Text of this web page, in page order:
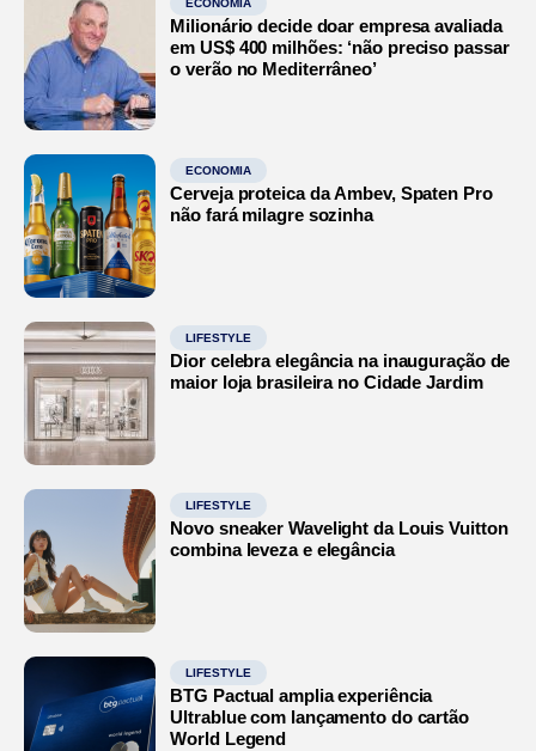
ECONOMIA
Milionário decide doar empresa avaliada
em US$ 400 milhões: ‘não preciso passar
o verão no Mediterrâneo’
ECONOMIA
Cerveja proteica da Ambev, Spaten Pro
não fará milagre sozinha
LIFESTYLE
Dior celebra elegância na inauguração de
maior loja brasileira no Cidade Jardim
LIFESTYLE
Novo sneaker Wavelight da Louis Vuitton
combina leveza e elegância
LIFESTYLE
BTG Pactual amplia experiência
Ultrablue com lançamento do cartão
World Legend